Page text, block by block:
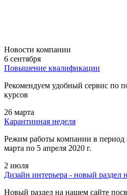
Новости компании
6 сентября
Повышение квалификации
Рекомендуем удобный сервис по
курсов
26 марта
Карантинная неделя
Режим работы компании в период
марта по 5 апреля 2020 г.
2 июля
Дизайн интерьера - новый раздел
Новый раздел на нашем сайте